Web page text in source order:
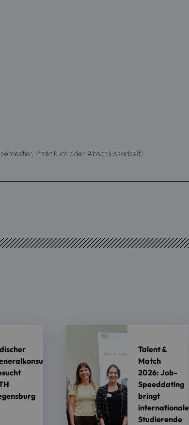
Praktikum oder Abschlussarbeit)
Talent &
Match
2026: Job-
Speeddating
bringt
internationale
Studierende